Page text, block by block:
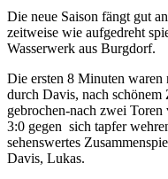
Die neue Saison fängt gut
zeitweise wie aufgedreht
Wasserwerk aus Burgdorf.
Die ersten 8 Minuten waren
durch Davis, nach
gebrochen-nach zwei Toren
3:0 gegen sich tapfer
sehenswertes
Davis, Lukas.